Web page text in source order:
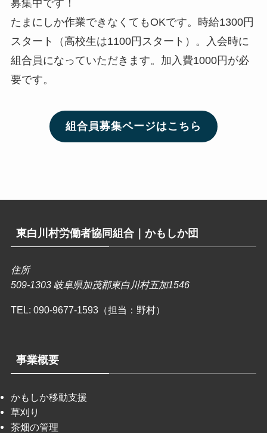
募集中です！
たまにしか作業できなくてもOKです。時給1300円
スタート（高校生は1100円スタート）。入会時に
組合員になっていただきます。加入費1000円が必
要です。
組合員募集ページはこちら
東白川村労働者協同組合｜かもしか団
住所
509-1303 岐阜県加茂郡東白川村五加1546
TEL: 090-9677-1593（担当：野村）
事業概要
かもしか移動支援
草刈り
茶畑の管理